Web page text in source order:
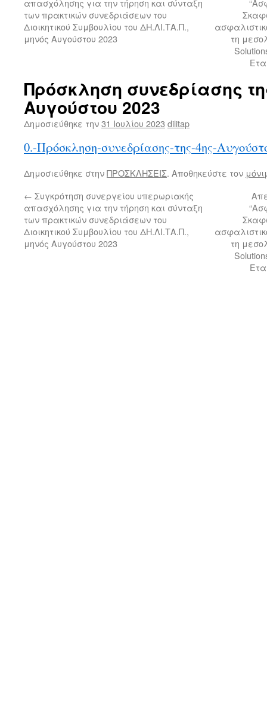
απασχόλησης για την τήρηση και σύνταξη
των πρακτικών συνεδριάσεων του
Διοικητικού Συμβουλίου του ΔΗ.ΛΙ.ΤΑ.Π.,
μηνός Αυγούστου 2023
τη
Πρόσκληση συνεδρίασης
Αυγούστου 2023
Δημοσιεύθηκε την31 Ιουλίου 2023 dilitap
0.-Πρόσκληση-συνεδρίασης-της-4ης-
Δημοσιεύθηκε στηνΠΡΟΣΚΛΗΣΕΙΣ. Αποθηκεύστε τον
← Συγκρότηση συνεργείου υπερωριακής
απασχόλησης για την τήρηση και σύνταξη
των πρακτικών συνεδριάσεων του
Διοικητικού Συμβουλίου του ΔΗ.ΛΙ.ΤΑ.Π.,
μηνός Αυγούστου 2023
τη